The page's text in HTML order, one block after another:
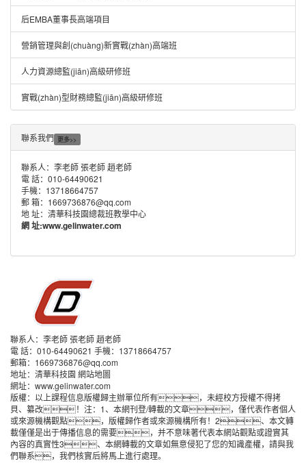
后EMBA董事長高端項目
營銷管理與創(chuàng)新實戰(zhàn)高端班
人力資源總監(jiān)高級研修班
實戰(zhàn)型財務總監(jiān)高級研修班
聯系我們 更多>>
聯系人：李老師 張老師 趙老師
電 話：010-64490621
手機：13718664757
郵 箱：1669736876@qq.com
地 址：清華科技園總裁班教學中心
網 址:www.gelinwater.com
聯系人：李老師 張老師 趙老師
電 話：010-64490621 手機：13718664757
郵箱：1669736876@qq.com
地址：清華科技園 網站地圖
網址： www.gelinwater.com
版權：以上課程信息版權歸主辦單位所有，未經校方授權不得拷
貝、纂改！注：1、本網刊登/轉載的文章，僅代表作者個人
或來源機構觀點，版權歸作者或來源機構所有！2、本文轉
載僅僅是出于傳播信息的需要，并不意味著代表本網站觀點或證實其
內容的真實性3、本網轉載的文章如無意侵犯了您的知識產權，請與我
們聯系，我們核實后將馬上進行處理。